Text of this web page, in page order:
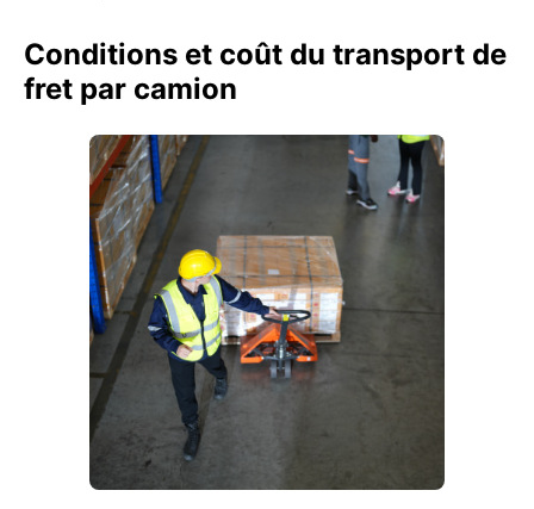
Conditions et coût du transport de
fret par camion